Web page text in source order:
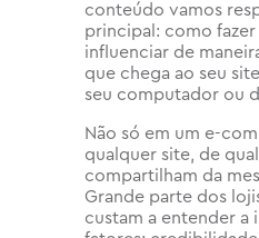
conteúdo vamos
principal: como
influenciar de
que chega ao seu
seu computador ou
Não só em um e-
qualquer site, de
compartilham da
Grande parte dos
custam a entender a